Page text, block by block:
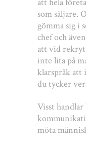
som säljare.
gömma sig i
chef och
att vid
inte lita på
klarspråk att
du tycker
Visst
möta